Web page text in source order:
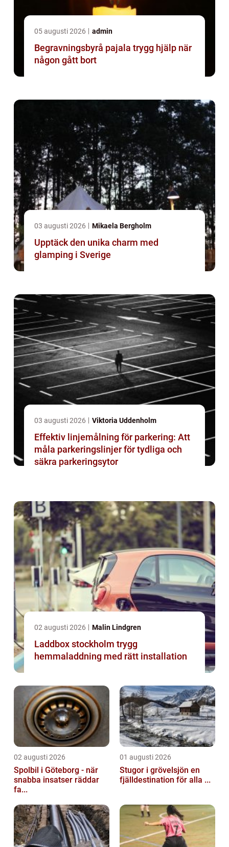
05 augusti 2026 admin
Begravningsbyrå pajala trygg hjälp när
någon gått bort
03 augusti 2026 Mikaela Bergholm
Upptäck den unika charm med
glamping i Sverige
03 augusti 2026 Viktoria Uddenholm
Effektiv linjemålning för parkering: Att
måla parkeringslinjer för tydliga och
säkra parkeringsytor
02 augusti 2026 Malin Lindgren
Laddbox stockholm trygg
hemmaladdning med rätt installation
02 augusti 2026
Spolbil i Göteborg - när
snabba insatser räddar
fa...
01 augusti 2026
Stugor i grövelsjön en
fjälldestination för alla ...